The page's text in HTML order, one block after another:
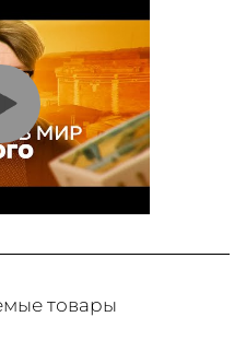
товары